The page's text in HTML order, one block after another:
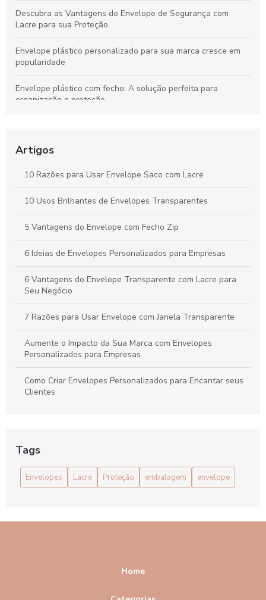
Descubra as Vantagens do Envelope de Segurança com
Lacre para sua Proteção
Envelope plástico personalizado para sua marca cresce em
popularidade
Envelope plástico com fecho: A solução perfeita para
organização e proteção
necessidades.
Envelope com fecho zip: A solução prática para
armazenamento seguro
Como escolher o melhor Envelope flexível com lacre de
segurança
Artigos
10 Razões para Usar Envelope Saco com Lacre
10 Usos Brilhantes de Envelopes Transparentes
5 Vantagens do Envelope com Fecho Zip
6 Ideias de Envelopes Personalizados para Empresas
6 Vantagens do Envelope Transparente com Lacre para
Seu Negócio
7 Razões para Usar Envelope com Janela Transparente
Aumente o Impacto da Sua Marca com Envelopes
Personalizados para Empresas
Como Criar Envelopes Personalizados para Encantar seus
Clientes
Como criar um Envelope bolha personalizado para sua
marca
Como escolher o Envelope com Lacre ideal para suas
Tags
Envelopes Lacre Proteção embalagem envelope
Home